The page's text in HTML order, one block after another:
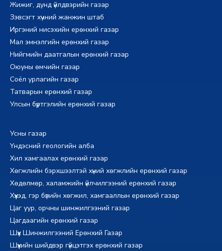
Жижиг, дунд үйлдвэрийн газар
Зэвсэгт хүчний жанжин штаб
Иргэний нисэхийн ерөнхий газар
Мал эмнэлгийн ерөнхий газар
Нийгмийн даатгалын ерөнхий газар
Оюуны өмчийн газар
Соёл урлагийн газар
Татварын ерөнхий газар
Улсын бүртгэлийн ерөнхий газар
Усны газар
Үндэсний геологийн алба
Хил хамгаалах ерөнхий газар
Хөгжлийн бэрхшээлтэй хүний хөгжлийн ерөнхий газар
Хөдөлмөр, халамжийн үйлчилгээний ерөнхий газар
Хүүхэд, гэр бүлийн хөгжил, хамгааллын ерөнхий газар
Цаг уур, орчны шинжилгээний газар
Цагдаагийн ерөнхий газар
Шүүх Шинжилгээний Ерөнхий Газар
Шүүхийн шийдвэр гүйцэтгэх ерөнхий газар